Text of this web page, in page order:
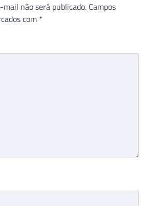
mail não será publicado. Campos
com *